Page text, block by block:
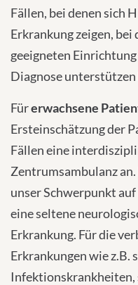
Fällen, bei denen sich
Erkrankung zeigen, bei
geeigneten
Diagnose unterstützen
Fürerwachsene
Ersteinschätzung der
Fällen eine
Zentrumsambulanz
unser Schwerpunkt
eine seltene
Erkrankung. Für die
Erkrankungen wie z.B.
Infektionskrankheiten,